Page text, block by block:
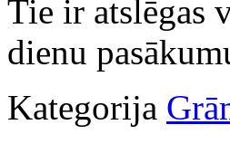
Tie ir atslēgas
dienu
Kategorija